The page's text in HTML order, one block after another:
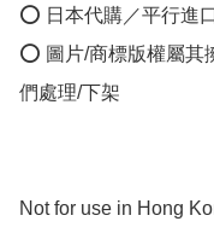
⭕ 日本代購／平行進
⭕ 圖片/商標版權屬其
們處理/下架
Not for use in Hong